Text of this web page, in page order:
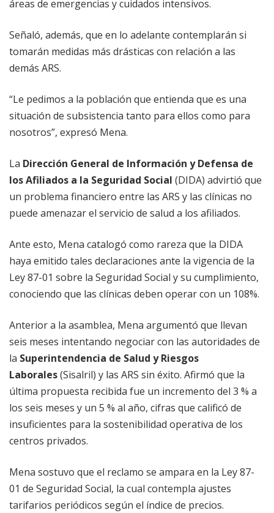
áreas de emergencias y cuidados intensivos.
Señaló, además, que en lo adelante contemplarán si
tomarán medidas más drásticas con relación a las
demás ARS.
“Le pedimos a la población que entienda que es una
situación de subsistencia tanto para ellos como para
nosotros”, expresó Mena.
La Dirección General de Información y Defensa de
los Afiliados a la Seguridad Social (DIDA) advirtió que
un problema financiero entre las ARS y las clínicas no
puede amenazar el servicio de salud a los afiliados.
Ante esto, Mena catalogó como rareza que la DIDA
haya emitido tales declaraciones ante la vigencia de la
Ley 87-01 sobre la Seguridad Social y su cumplimiento,
conociendo que las clínicas deben operar con un 108%.
Anterior a la asamblea, Mena argumentó que llevan
seis meses intentando negociar con las autoridades de
la Superintendencia de Salud y Riesgos
Laborales(Sisalril) y las ARS sin éxito. Afirmó que la
última propuesta recibida fue un incremento del 3 % a
los seis meses y un 5 % al año, cifras que calificó de
insuficientes para la sostenibilidad operativa de los
centros privados.
Mena sostuvo que el reclamo se ampara en la Ley 87-
01 de Seguridad Social, la cual contempla ajustes
tarifarios periódicos según el índice de precios.